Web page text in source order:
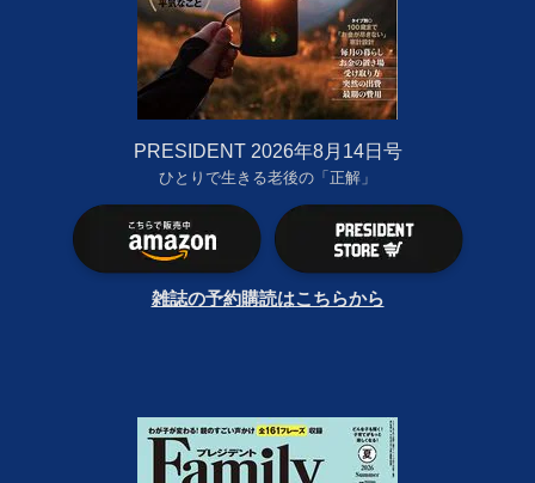
PRESIDENT 2026年8月14日号
ひとりで生きる老後の「正解」
雑誌の予約購読はこちらから